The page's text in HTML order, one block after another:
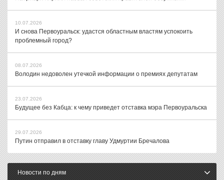
10.07.2026
И снова Первоуральск: удастся областным властям успокоить
проблемный город?
08.07.2026
Володин недоволен утечкой информации о премиях депутатам
23.07.2026
Будущее без Кабца: к чему приведет отставка мэра Первоуральска
29.07.2026
Путин отправил в отставку главу Удмуртии Бречалова
Новости по дням